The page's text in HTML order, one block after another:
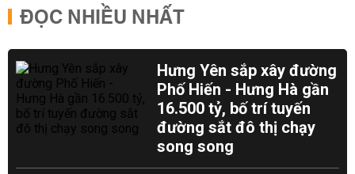
ĐỌC NHIỀU NHẤT
Hưng Yên sắp xây đường
Phố Hiến - Hưng Hà gần
16.500 tỷ, bố trí tuyến
đường sắt đô thị chạy
song song